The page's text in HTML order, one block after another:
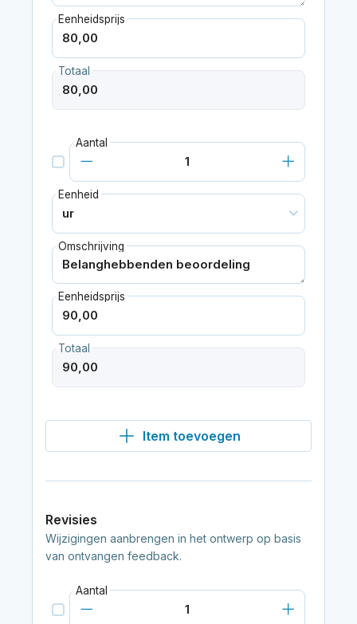
Eenheidsprijs
Totaal
Aantal
Eenheid
Omschrijving
Eenheidsprijs
Totaal
Item toevoegen
Revisies
Wijzigingen aanbrengen in het ontwerp op basis
van ontvangen feedback.
Aantal